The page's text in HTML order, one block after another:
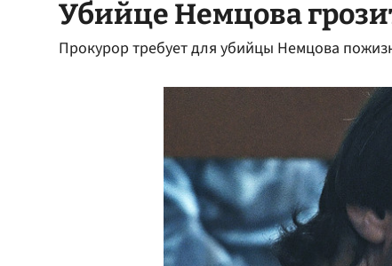
Убийце Немцова
Прокурор требует для убийцы Немцова